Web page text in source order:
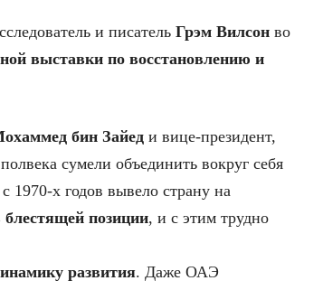
и писатель Грэм Вилсон во
выставки по восстановлению и
бин Зайед и вице-президент,
сумели объединить вокруг себя
1970-х годов вывело страну на
позиции, и с этим трудно
развития. Даже ОАЭ